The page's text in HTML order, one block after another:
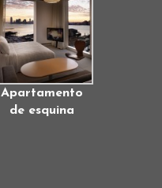
Apartamento
de esquina